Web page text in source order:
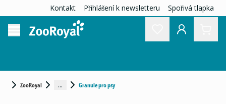
Kontakt Přihlášení k newsletteru Spořivá tlapka
ZooRoyal ... Granule pro psy